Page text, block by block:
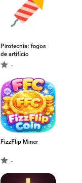
Pirotecnia: fogos
de artifício
-
FizzFlip Miner
-